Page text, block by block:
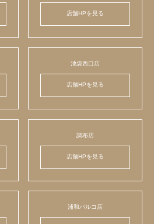
店舗HPを見る
池袋西口店
店舗HPを見る
調布店
店舗HPを見る
浦和パルコ店